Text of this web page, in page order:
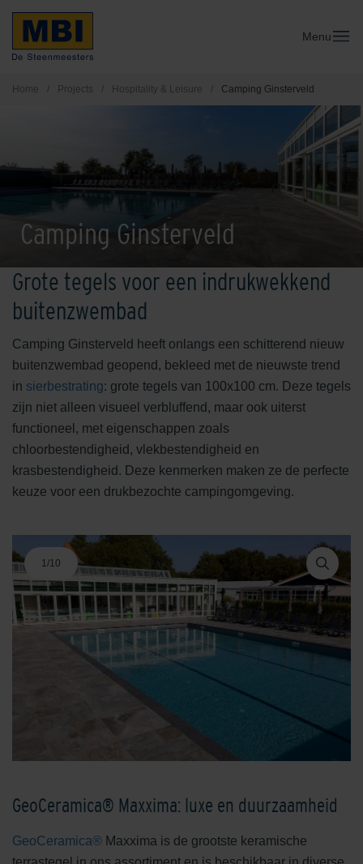
Menu
Home / Projects / Hospitality & Leisure / Camping Ginsterveld
Camping Ginsterveld
Grote tegels voor een indrukwekkend
buitenzwembad
Camping Ginsterveld heeft onlangs een schitterend nieuw
buitenzwembad geopend, bekleed met de nieuwste trend
in sierbestrating: grote tegels van 100x100 cm. Deze tegels
zijn niet alleen visueel verbluffend, maar ook uiterst
functioneel, met eigenschappen zoals
chloorbestendigheid, vlekbestendigheid en
krasbestendigheid. Deze kenmerken maken ze de perfecte
keuze voor een drukbezochte campingomgeving.
1/10
GeoCeramica® Maxxima: luxe en duurzaamheid
GeoCeramica® Maxxima is de grootste keramische